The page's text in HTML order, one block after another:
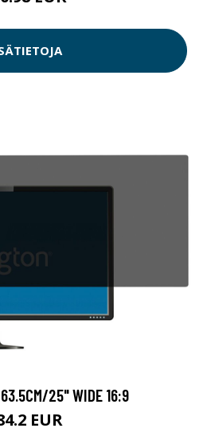
25" WIDE 16:9
EUR